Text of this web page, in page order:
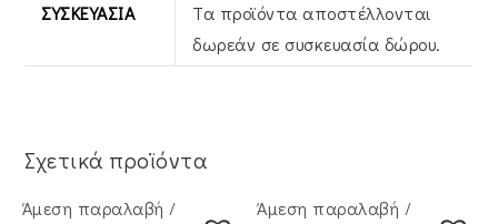
ΣΥΣΚΕΥΑΣΊΑ
Τα προϊόντα αποστέλλονται
δωρεάν σε συσκευασία δώρου.
Σχετικά προϊόντα
Άμεση παραλαβή /
Άμεση παραλαβή /